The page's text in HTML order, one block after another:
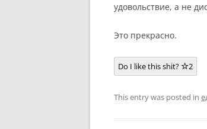
удовольствие, а не
Это прекрасно.
Do I like this shit? 2
This entry was posted in